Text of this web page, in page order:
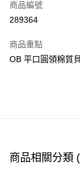
Apple Pay
PayMe
每筆HK$40.00，
付款後順豐站及營
商品編號
289364
商品重點
OB 平口圓領棉質
商品相關分類